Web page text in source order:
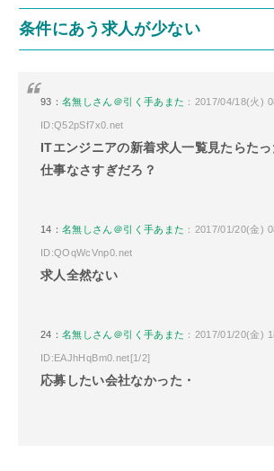
条件にあう求人が少ない
93：名無しさん＠引く手あまた ：2017/04/18(火)
ID:Q52pSf7x0.net
ITエンジニアの新着求人一覧見たらたっ
仕事なさすぎだろ？
14：名無しさん＠引く手あまた ：2017/01/20(金)
ID:QOqWcVnp0.net
求人全然ない
24：名無しさん＠引く手あまた ：2017/01/20(金)
ID:EAJhHqBm0.net[1/2]
応募したい会社なかった・